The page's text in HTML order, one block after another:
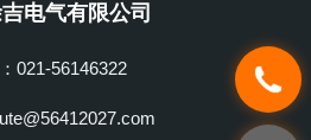
电气有限公司
021-56146322